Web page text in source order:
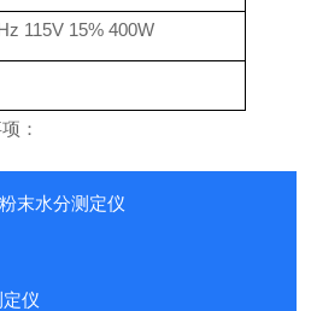
115V 15% 400W
：
末水分测定仪
仪